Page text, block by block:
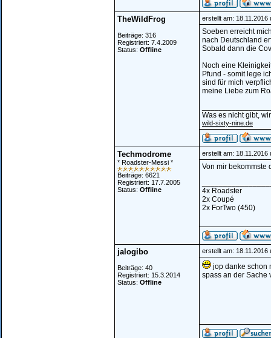
TheWildFrog
Beiträge: 316
Registriert: 7.4.2009
Status: Offline
erstellt am: 18.11.2016
Soeben erreicht
nach Deutschland
Sobald dann die
Noch eine
Pfund - somit lege
sind für mich
meine Liebe zum
Was es nicht gibt,
wild-sixty-nine.de
Techmodrome
* Roadster-Messi *
Beiträge: 6621
Registriert: 17.7.2005
Status: Offline
erstellt am: 18.11.2016
Von mir bekommste
4x Roadster
2x Coupé
2x ForTwo (450)
jalogibo
Beiträge: 40
Registriert: 15.3.2014
Status: Offline
erstellt am: 18.11.2016
jop danke schon
spass an der Sache